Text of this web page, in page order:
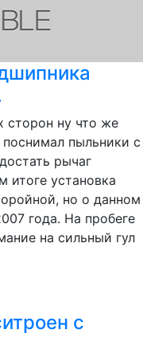
сторон ну что же
пыльники с
рычаг
итоге установка
но о данном
года. На пробеге
на сильный гул
с